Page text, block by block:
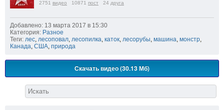
2751 видео 10871 пост 24 друга
Добавлено: 13 марта 2017 в 15:30
Категория: Разное
Теги: лес, лесоповал, лесопилка, каток, лесорубы, машина, монстр,
Канада, США, природа
Скачать видео (30.13 Мб)